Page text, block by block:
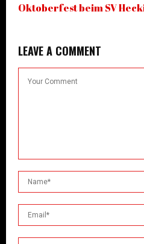
Oktoberfest beim SV
LEAVE A COMMENT